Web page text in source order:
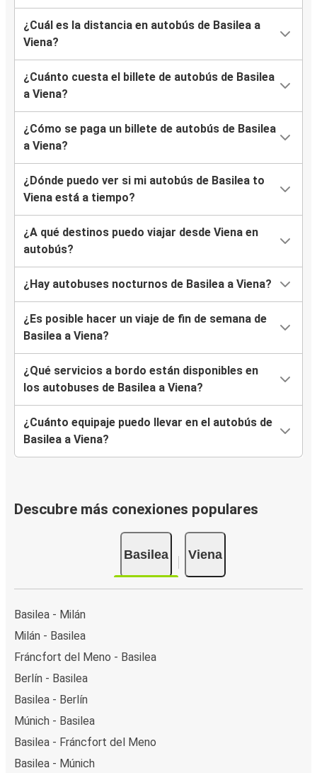
¿Cuál es la distancia en autobús de Basilea a
Viena?
¿Cuánto cuesta el billete de autobús de Basilea
a Viena?
¿Cómo se paga un billete de autobús de Basilea
a Viena?
¿Dónde puedo ver si mi autobús de Basilea to
Viena está a tiempo?
¿A qué destinos puedo viajar desde Viena en
autobús?
¿Hay autobuses nocturnos de Basilea a Viena?
¿Es posible hacer un viaje de fin de semana de
Basilea a Viena?
¿Qué servicios a bordo están disponibles en
los autobuses de Basilea a Viena?
¿Cuánto equipaje puedo llevar en el autobús de
Basilea a Viena?
Descubre más conexiones populares
Basilea Viena
Basilea - Milán
Milán - Basilea
Fráncfort del Meno - Basilea
Berlín - Basilea
Basilea - Berlín
Múnich - Basilea
Basilea - Fráncfort del Meno
Basilea - Múnich